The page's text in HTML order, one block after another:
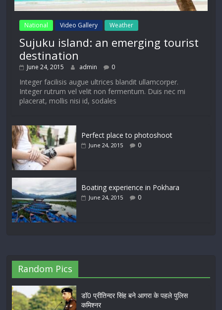
National Video Gallery Weather
Sujuku island: an emerging tourist
destination
June 24, 2015 admin 0
Integer facilisis augue ultrices blandit ullamcorper.
Integer rutrum vel velit non fermentum. Duis nec mi
placerat, mollis nisi id, sodales
Perfect place to photoshoot
June 24, 2015 0
Boating experience in Pokhara
June 24, 2015 0
Random Pics
डॉ0 प्रीतिन्दर सिंह बने आगरा के पहले पुलिस
कमिश्नर